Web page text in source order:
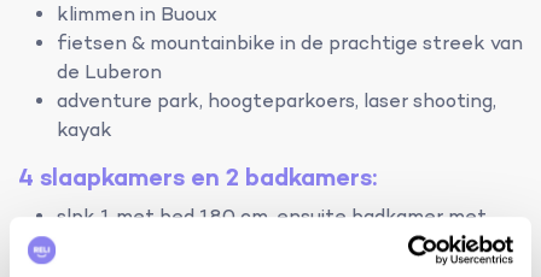
klimmen in Buoux
fietsen & mountainbike in de prachtige streek van
de Luberon
adventure park, hoogteparkoers, laser shooting,
kayak
4 slaapkamers en 2 badkamers:
slpk 1 met bed 180 cm, ensuite badkamer met